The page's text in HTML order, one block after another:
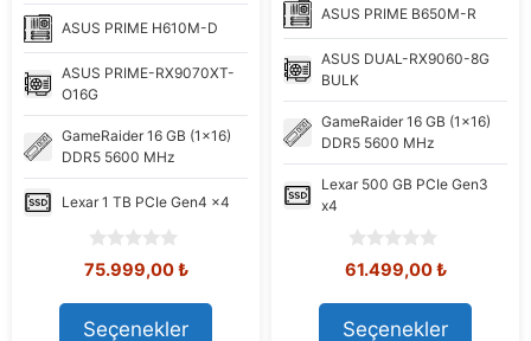
ASUS PRIME H610M-D
ASUS PRIME-RX9070XT-
O16G
GameRaider 16 GB (1x16)
DDR5 5600 MHz
Lexar 1 TB PCIe Gen4 x4
0
o
u
t
Orijinal
89.164,79 ₺.
75.999,00₺Şu
Seçenekler
ASUS PRIME B650M-R
ASUS DUAL-RX9060-8G
BULK
GameRaider 16 GB (1x16)
DDR5 5600 MHz
Lexar 500 GB PCIe Gen3
x4
0
o
u
t
Orijinal
62.651,77 ₺.
61.499,00₺Şu
Seçenekler